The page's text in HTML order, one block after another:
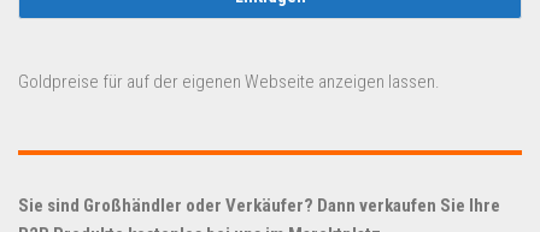
Goldpreise für auf der eigenen Webseite anzeigen lassen.
Sie sind Großhändler oder Verkäufer? Dann verkaufen Sie Ihre